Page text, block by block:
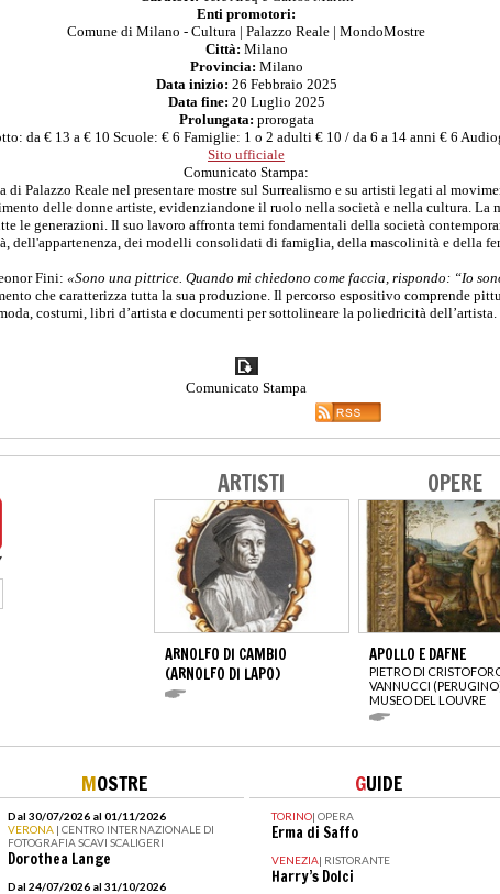
Enti promotori:
Comune di Milano - Cultura | Palazzo Reale | MondoMostre
Città: Milano
Provincia: Milano
Data inizio: 26 Febbraio 2025
Data fine: 20 Luglio 2025
Prolungata: prorogata
da € 13 a € 10 Scuole: € 6 Famiglie: 1 o 2 adulti € 10 / da 6 a 14 anni € 6
Sito ufficiale
Comunicato Stampa:
di Palazzo Reale nel presentaremostre sul Surrealismo e su artisti legati al
delle donne artiste, evidenziandone il ruolo nella società e nella cultura. La
le generazioni. Il suo lavoro affrontatemi fondamentali della società
dell'appartenenza, dei modelli consolidati di famiglia, della mascolinità e della
Fini: «Sono una pittrice. Quando mi chiedono come faccia, rispondo: “Io
che caratterizza tutta la sua produzione. Il percorso espositivo comprende
costumi, libri d’artista e documenti per sottolineare la poliedricità dell’artista.
Comunicato Stampa
ARTISTI
ARNOLFO DI CAMBIO
(ARNOLFO DI LAPO)
OPERE
APOLLO E DAFNE
PIETRO DI
VANNUCCI
MUSEO DEL LOUVRE
MOSTRE
Dal 30/07/2026 al 01/11/2026
VERONA | CENTRO INTERNAZIONALE DI
FOTOGRAFIA SCAVI SCALIGERI
Dorothea Lange
Dal 24/07/2026 al 31/10/2026
GUIDE
TORINO| OPERA
Erma di Saffo
VENEZIA| RISTORANTE
Harry’s Dolci